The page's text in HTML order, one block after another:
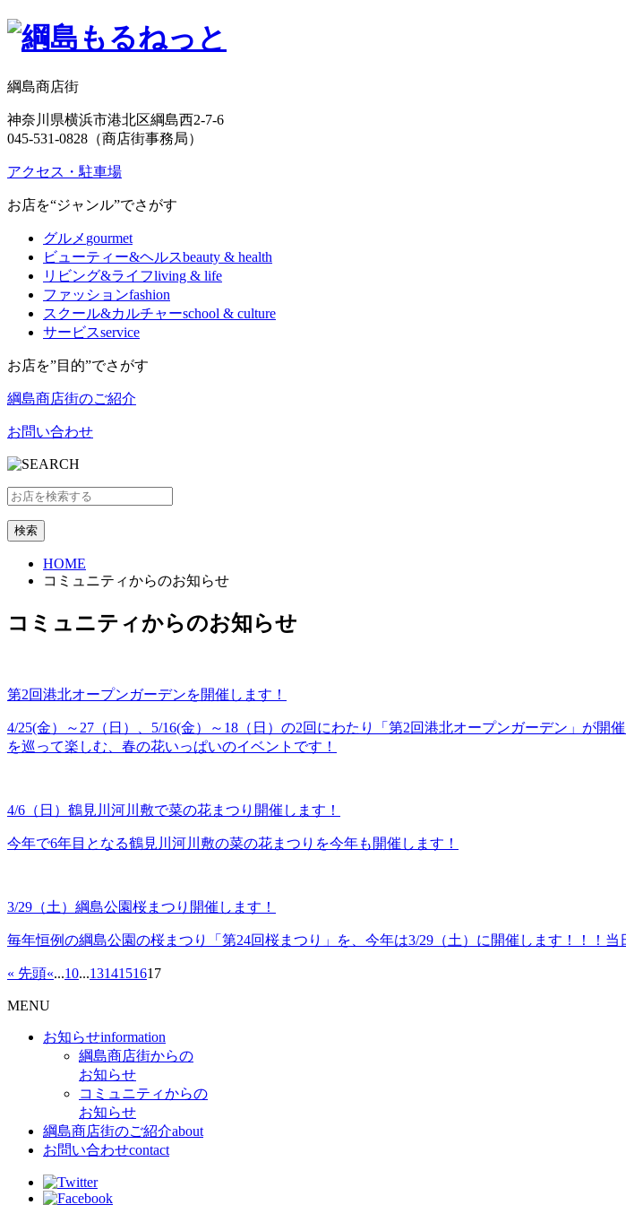
綱島商店街
神奈川県横浜市港北区綱島西2-7-6
045-531-0828（商店街事務局）
アクセス・駐車場
お店を“ジャンル”でさがす
グルメ gourmet
ビューティー&ヘルスbeauty & health
リビング&ライフliving & life
ファッションfashion
スクール&カルチャーschool & culture
サービスservice
お店を”目的”でさがす
綱島商店街のご紹介
お問い合わせ
HOME
コミュニティからのお知らせ
コミュニティからのお知らせ
第2回港北オープンガーデンを開催します！
4/25(金）～27（日）、5/16(金）～18（日）の2回にわたり「第2回港北オープンガーデン」が
を巡って楽しむ、春の花いっぱいのイベントです！
4/6（日）鶴見川河川敷で菜の花まつり開催します！
今年で6年目となる鶴見川河川敷の菜の花まつりを今年も開催します！
3/29（土）綱島公園桜まつり開催します！
毎年恒例の綱島公園の桜まつり「第24回桜まつり」を、今年は3/29（土）に開催します！！！
« 先頭«...10...1314151617
MENU
お知らせinformation
綱島商店街からの
お知らせ
コミュニティからの
お知らせ
綱島商店街のご紹介about
お問い合わせcontact